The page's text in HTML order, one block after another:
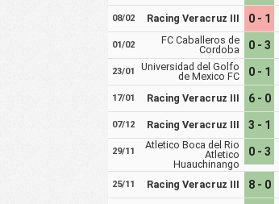
08/02 Racing Veracruz III 0 - 1
01/02
FC Caballeros de
Cordoba
0 - 3
23/01
Universidad del Golfo
de Mexico FC
0 - 1
17/01 Racing Veracruz III 6 - 0
07/12 Racing Veracruz III 3 - 1
29/11
Atletico Boca del Rio
Atletico
Huauchinango
0 - 3
25/11 Racing Veracruz III 8 - 0